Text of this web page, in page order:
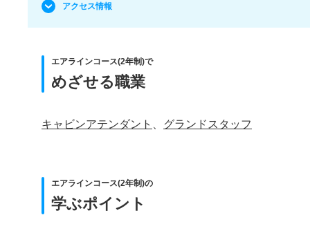
アクセス情報
エアラインコース(2年制)で
めざせる職業
キャビンアテンダント グランドスタッフ
エアラインコース(2年制)の
学ぶポイント